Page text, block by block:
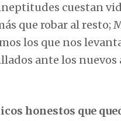
cuestan
que robar al resto;
los que nos
ante los
honestos que